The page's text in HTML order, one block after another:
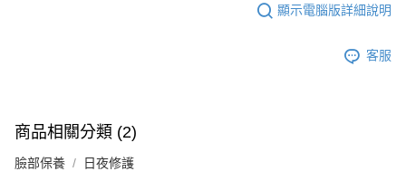
顯示電腦版詳細說明
客服
商品相關分類 (2)
臉部保養 日夜修護